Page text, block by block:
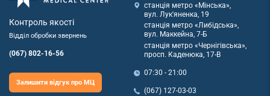
Контроль якості
Відділ обробки звернень
(067) 802-16-56
Залишити відгук про МЦ
станція метро «Мінська»,
вул. Лук'яненка, 19
станція метро «Либідська»,
вул. Маккейна, 7-Б
станція метро «Чернігівська»,
просп. Каденюка, 17-В
07:30 - 21:00
(067) 127-03-03